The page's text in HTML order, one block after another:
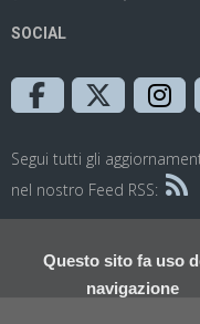
Questo sito fa uso
navigazione
SOCIAL
Segui tutti gli
nel nostro Feed RSS: